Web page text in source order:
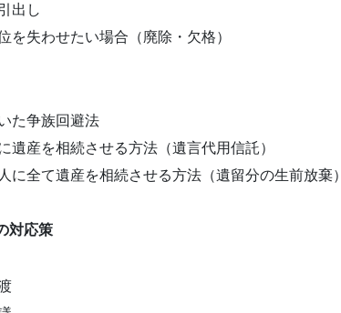
出し
を失わせたい場合（廃除・欠格）
た争族回避法
遺産を相続させる方法（遺言代用信託）
に全て遺産を相続させる方法（遺留分の生前放棄）
対応策